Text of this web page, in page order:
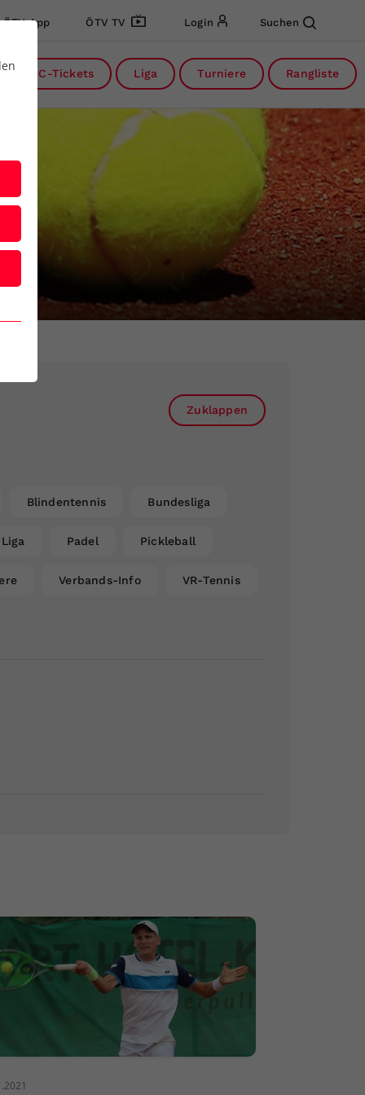
ÖTV App ÖTV TV Login Suchen
DC-Tickets Liga Turniere Rangliste
Zuklappen
Blindentennis Bundesliga
Liga Padel Pickleball
Verbands-Info VR-Tennis